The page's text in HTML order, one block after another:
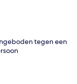
tegen een